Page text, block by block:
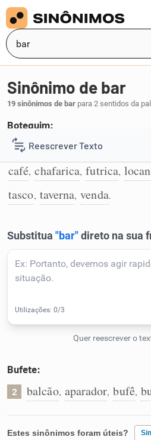
Reescrever Texto
Resumir Texto
Detector de IA
Humanizador de IA
Caça-palavras
Sinônimo de bar
19 sinônimos de bar para 2 sentidos da
Botequim:
1 baiuca,bodega,
café, chafarica, futrica,
tasco, taverna, venda.
Bufete:
2 balcão, aparador, bufê,
Estes sinônimos foram úteis?